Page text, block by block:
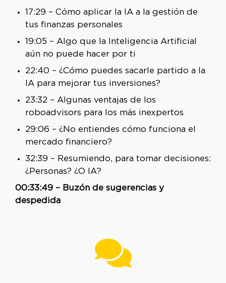
17:29 – Cómo aplicar la IA a la gestión de
tus finanzas personales
19:05 – Algo que la Inteligencia Artificial
aún no puede hacer por ti
22:40 – ¿Cómo puedes sacarle partido a la
IA para mejorar tus inversiones?
23:32 – Algunas ventajas de los
roboadvisors para los más inexpertos
29:06 – ¿No entiendes cómo funciona el
mercado financiero?
32:39 – Resumiendo, para tomar decisiones:
¿Personas? ¿O IA?
00:33:49 – Buzón de sugerencias y
despedida